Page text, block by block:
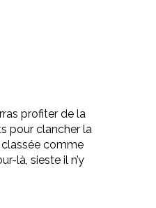
profiter de la
pour clancher la
comme
là, sieste il n’y